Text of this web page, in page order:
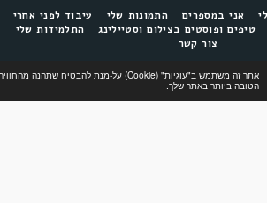
אתר זה משתמש ב"עוגיות" (Cookie) על-מנת להבטיח שתהנה מהחוויה
הטובה ביותר באתר שלך.
אני במספרים התמונות שלי
עיבוד לפני אחרי
טיפים ופוסטים בצילום וסטיילינג
התלמידות שלי
צור קשר
הירשמי